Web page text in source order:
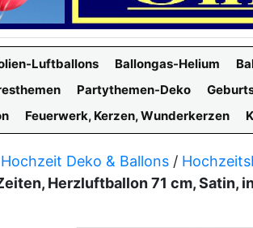
Luftballons Ballongas-Helium
Partythemen-Deko
Feuerwerk, Kerzen, Wunderkerzen
Hochzeit Deko & Ballons /
Herzluftballon 71 cm, Satin,